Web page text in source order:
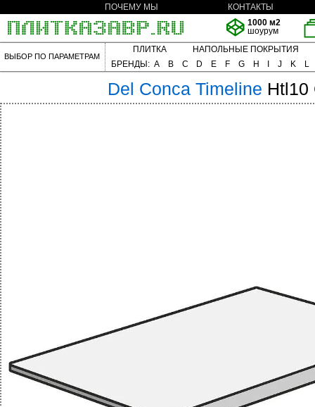
ПОЧЕМУ МЫ
КОНТАКТЫ
1000 м2
шоурум
ВЫБОР ПО ПАРАМЕТРАМ
ПЛИТКА
НАПОЛЬНЫЕ ПОКРЫТИЯ
БРЕНДЫ: A B C D E F G H J K L
Del Conca Timeline Htl10